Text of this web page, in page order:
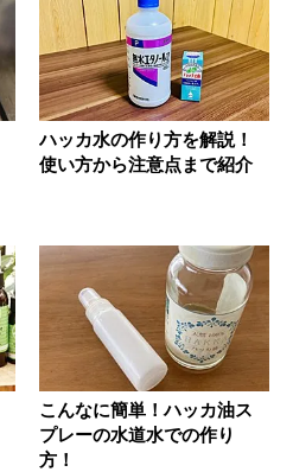
ハッカ水の作り方を解説！
使い方から注意点まで紹介
こんなに簡単！ハッカ油ス
プレーの水道水での作り
方！